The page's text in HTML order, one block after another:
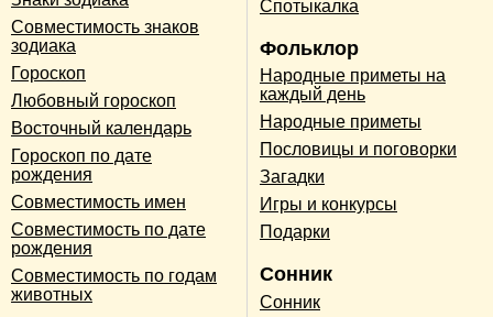
Совместимость знаков
зодиака
Гороскоп
Любовный гороскоп
Восточный календарь
Гороскоп по дате
рождения
Совместимость имен
Совместимость по дате
рождения
Совместимость по годам
животных
Спотыкалка
Фольклор
Народные приметы на
каждый день
Народные приметы
Пословицы и поговорки
Загадки
Игры и конкурсы
Подарки
Сонник
Сонник